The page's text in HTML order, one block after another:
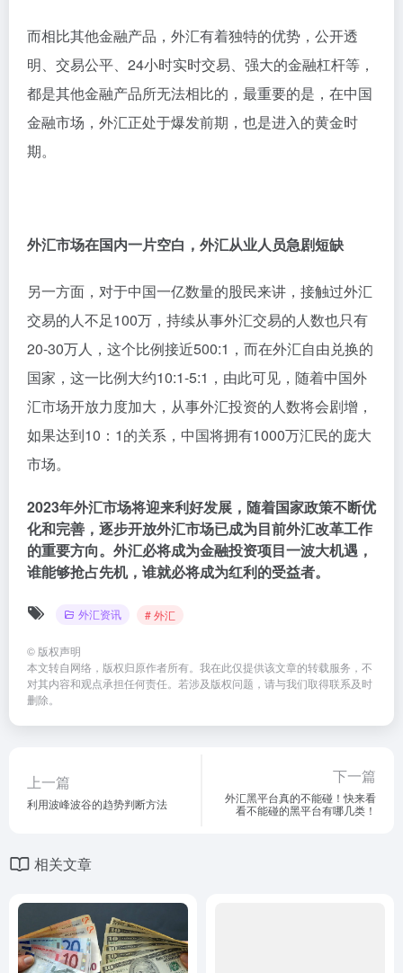
而相比其他金融产品，外汇有着独特的优势，公开透
明、交易公平、24小时实时交易、强大的金融杠杆等，
都是其他金融产品所无法相比的，最重要的是，在中国
金融市场，外汇正处于爆发前期，也是进入的黄金时
期。
外汇市场在国内一片空白，外汇从业人员急剧短缺
另一方面，对于中国一亿数量的股民来讲，接触过外汇
交易的人不足100万，持续从事外汇交易的人数也只有
20-30万人，这个比例接近500:1，而在外汇自由兑换的
国家，这一比例大约10:1-5:1，由此可见，随着中国外
汇市场开放力度加大，从事外汇投资的人数将会剧增，
如果达到10：1的关系，中国将拥有1000万汇民的庞大
市场。
2023年外汇市场将迎来利好发展，随着国家政策不断优
化和完善，逐步开放外汇市场已成为目前外汇改革工作
的重要方向。外汇必将成为金融投资项目一波大机遇，
谁能够抢占先机，谁就必将成为红利的受益者。
外汇资讯 # 外汇
© 版权声明
本文转自网络，版权归原作者所有。我在此仅提供该文章的转载服务，不
对其内容和观点承担任何责任。若涉及版权问题，请与我们取得联系及时
删除。
上一篇
利用波峰波谷的趋势判断方法
下一篇
外汇黑平台真的不能碰！快来看
看不能碰的黑平台有哪几类！
相关文章